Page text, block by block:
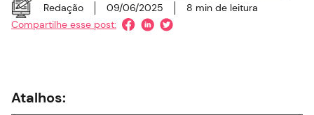
Redação 09/06/2025 8 min de leitura
Compartilhe esse post:
Atalhos: